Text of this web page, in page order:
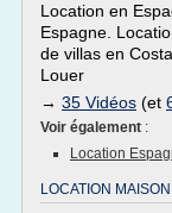
Location en
Espagne.
de villas en
Louer
→ 35 Vidéos (et
Voir également :
Location
LOCATION